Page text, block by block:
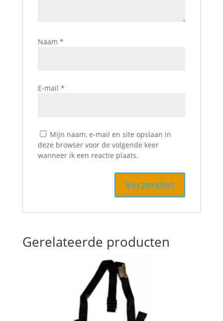
Naam *
E-mail *
Mijn naam, e-mail en site opslaan in
deze browser voor de volgende keer
wanneer ik een reactie plaats.
Gerelateerde producten